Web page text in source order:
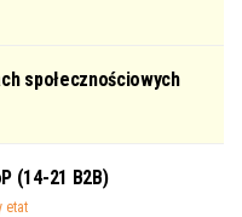
społecznościowych
(14-21 B2B)
etat